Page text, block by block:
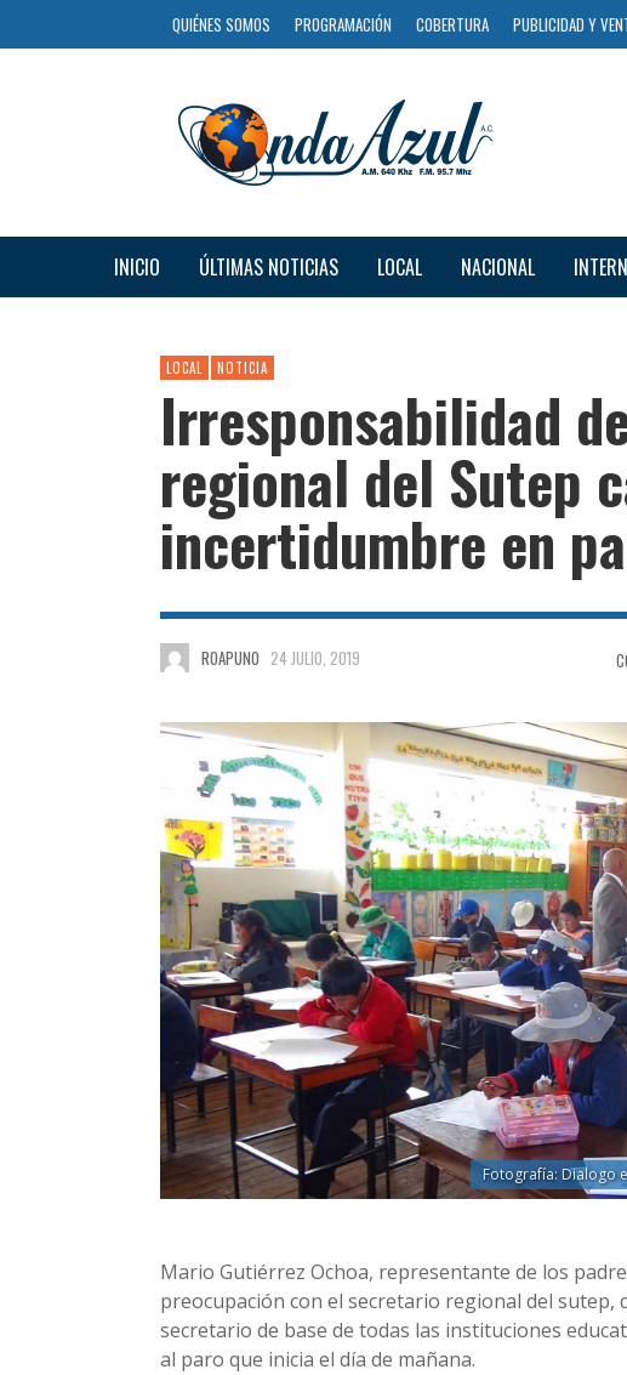
QUIÉNES SOMOS PROGRAMACIÓN COBERTURA PUBLICIDAD Y
INICIO ÚLTIMAS NOTICIAS LOCAL NACIONAL
LOCAL NOTICIA
Irresponsabilidad
regional del Sutep
incertidumbre en
ROAPUNO 24 JULIO, 2019
Fotografía: Dialogo
Mario Gutiérrez Ochoa, representante de los
preocupación con el secretario regional del
secretario de base de todas las instituciones
al paro que inicia el día de mañana.